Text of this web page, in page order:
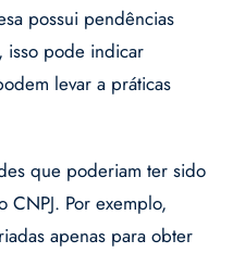
possui pendências
isso pode indicar
levar a práticas
que poderiam ter sido
CNPJ. Por exemplo,
apenas para obter